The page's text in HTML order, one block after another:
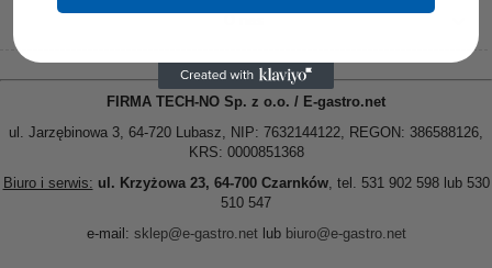
FIRMA TECH-NO Sp. z o.o. / E-gastro.net
ul. Jarzębinowa 3, 64-720 Lubasz, NIP: 7632144122, REGON: 386588126,
KRS: 0000851368
Biuro i serwis: ul. Krzyżowa 23, 64-700 Czarnków, tel. 531 902 598 lub 530
510 547
e-mail: sklep@e-gastro.netlub biuro@e-gastro.net